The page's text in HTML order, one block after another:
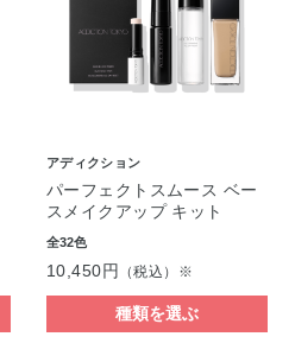
アディクション
パーフェクトスムース ベー
スメイクアップ キット
全32色
10,450円 （税込）※
種類を選ぶ